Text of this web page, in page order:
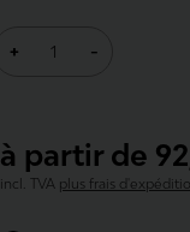
à partir de
incl. TVA plus frais
+ -